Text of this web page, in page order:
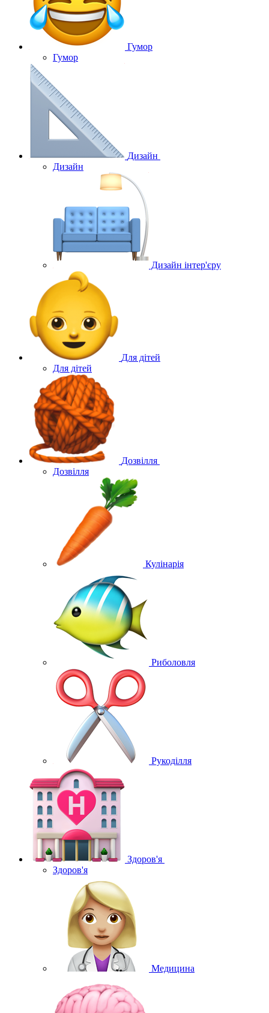
Гумор
Гумор
Дизайн
Дизайн
Дизайн інтер'єру
Для дітей
Для дітей
Дозвілля
Дозвілля
Кулінарія
Риболовля
Рукоділля
Здоров'я
Здоров'я
Медицина